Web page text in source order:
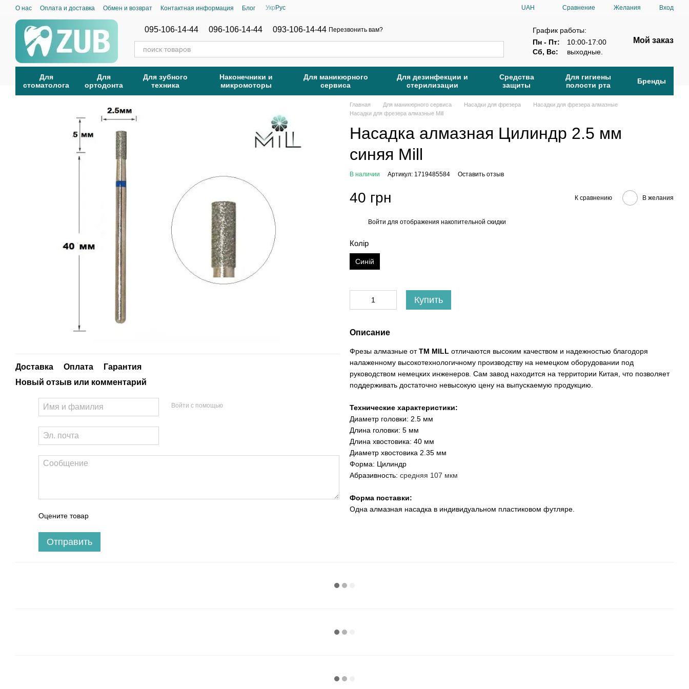
Перейти к основному контенту
О нас Оплата и доставка Обмен и возврат Контактная информация Блог Укр Рус UAH Сравнение Желания Вход
095-106-14-44 096-106-14-44 093-106-14-44 Перезвонить вам?
График работы:
Пн - Пт:
10:00-17:00
Сб, Вс:
выходные.
Мой заказ
Для
стоматолога
Для
ортодонта
Для зубного
техника
Наконечники и
микромоторы
Для маникюрного
сервиса
Для дезинфекции и
стерилизации
Средства
защиты
Для гигиены
полости рта
Бренды
Доставка Оплата
Гарантия
Новый отзыв или комментарий
Войти с помощью
Оцените товар
Отправить
Главная Для маникюрного сервиса Насадки для фрезера
Насадки для фрезера алмазные
Насадки для фрезера алмазные Mill
Насадка алмазная Цилиндр 2.5 мм
синяя Mill
В наличии Артикул: 1719485584 Оставить отзыв
40 грн К сравнению В желания
Войти для отображения накопительной скидки
Колір
Синій
Купить
Описание
Фрезы алмазные отТМ MILL отличаются высоким качеством и надежностью благодоря
налаженному высокотехнологичному производству на немецком оборудовании под
руководством немецких инженеров. Сам завод находится на территории Китая, что позволяет
поддерживать достаточно невысокую цену на выпускаемую продукцию.
Технические характеристики:
Диаметр головки: 2.5 мм
Длина головки: 5 мм
Длина хвостовика: 40 мм
Диаметр хвостовика 2.35 мм
Форма: Цилиндр
Абразивность: средняя 107 мкм
Форма поставки:
Одна алмазная насадка в индивидуальном пластиковом футляре.